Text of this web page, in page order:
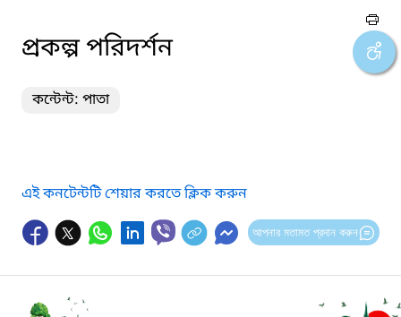
প্রকল্প পরিদর্শন
কন্টেন্ট: পাতা
এই কনটেন্টটি শেয়ার করতে ক্লিক করুন
আপনার মতামত প্রদান করুন